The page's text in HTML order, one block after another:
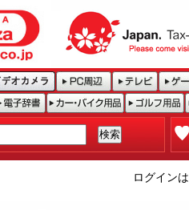
ログインは